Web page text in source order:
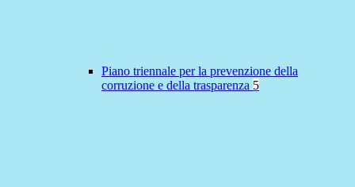
Piano triennale per la prevenzione della
corruzione e della trasparenza 5